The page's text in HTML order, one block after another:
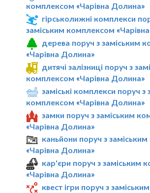
комплексом «Чарівна Долина»
гірськолижні комплекси
заміським комплексом
дерева поруч з заміським
«Чарівна Долина»
дитячі залізниці поруч з
комплексом «Чарівна Долина»
заміські комплекси поруч з
комплексом «Чарівна Долина»
замки поруч з заміським
«Чарівна Долина»
каньйони поруч з
«Чарівна Долина»
кар'єри поруч з заміським
«Чарівна Долина»
квест ігри поруч з